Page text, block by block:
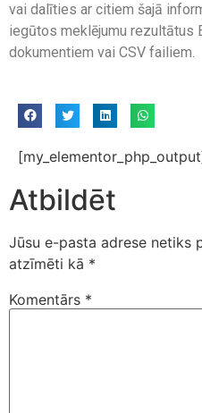
vai dalīties ar citiem šajā
iegūtos meklējumu rezultātus
dokumentiem vai CSV failiem.
Atbildēt
Jūsu e-pasta adrese netiks
atzīmēti kā *
Komentārs *